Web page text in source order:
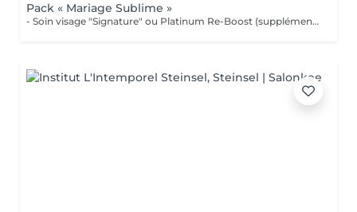
Pack « Mariage Sublime »
- Soin visage "Signature" ou Platinum Re-Boost (supplément de 25€) - Gommage du corps - Massage détente dos et épaules - Beauté des pieds et vernis simple (semi permanent + 6€) - Beauté des mains et vernis classique (semi permanent + 15€) - Maquillage Mariée + essai préalable - Épilations au choix (cire classique) Forfait à planifier avec votre esthéticienne 599€ au lieu de 728€